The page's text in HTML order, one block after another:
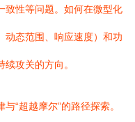
致性等问题。如何在微型化
动态范围、响应速度）和功
攻关的方向。
“超越摩尔”的路径探索。